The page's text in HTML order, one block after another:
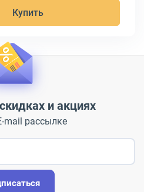
Купить
и акциях
mail рассылке